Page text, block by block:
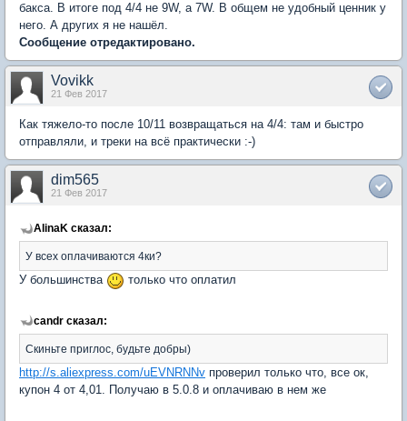
бакса. В итоге под 4/4 не 9W, а 7W. В общем не удобный ценник у
него. А других я не нашёл.
Сообщение отредактировано.
Vovikk
21 Фев 2017
Как тяжело-то после 10/11 возвращаться на 4/4: там и быстро
отправляли, и треки на всё практически :-)
dim565
21 Фев 2017
AlinaK сказал:
У всех оплачиваются 4ки?
У большинства только что оплатил
candr сказал:
Скиньте приглос, будьте добры)
http://s.aliexpress.com/uEVNRNNv проверил только что, все ок,
купон 4 от 4,01. Получаю в 5.0.8 и оплачиваю в нем же